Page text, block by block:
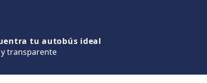
tu autobús ideal
y transparente